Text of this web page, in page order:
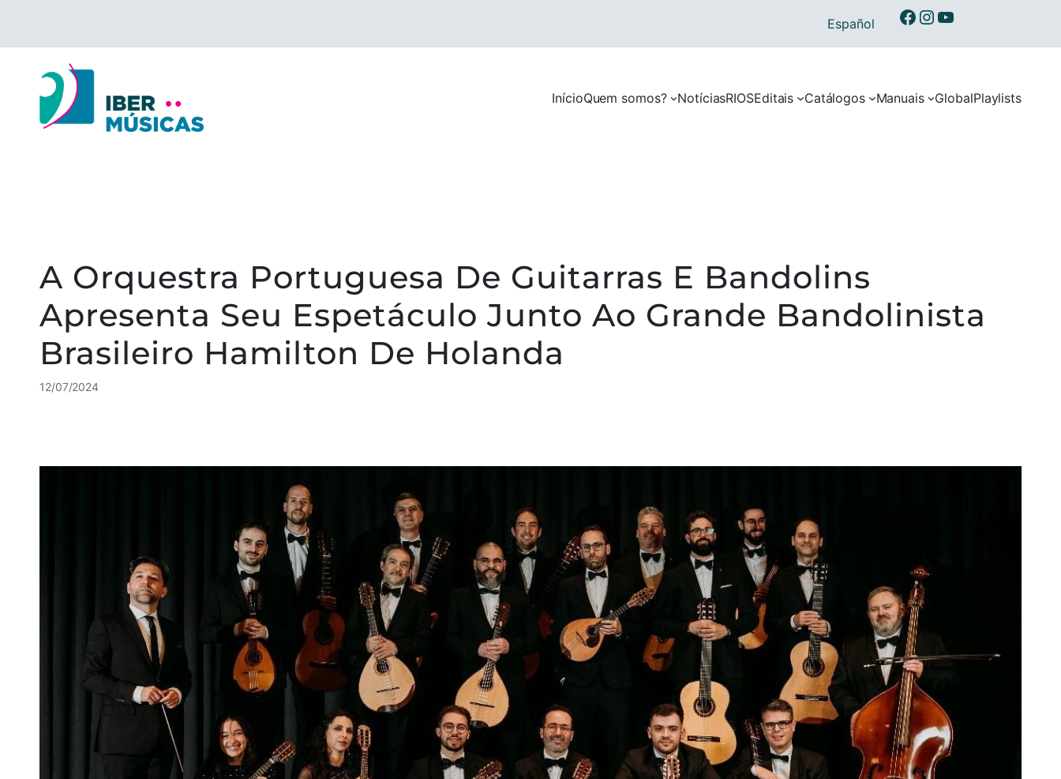
o
InícioQuem somos? NotíciasRIOSEditais Catálogos Manuais GlobalPlaylists
Español Ibermusicas no Facebook
Ibermusicas no Instagram
Ibermusicas no Youtube
A Orquestra Portuguesa De Guitarras E Bandolins
Apresenta Seu Espetáculo Junto Ao Grande Bandolinista
Brasileiro Hamilton De Holanda
12/07/2024